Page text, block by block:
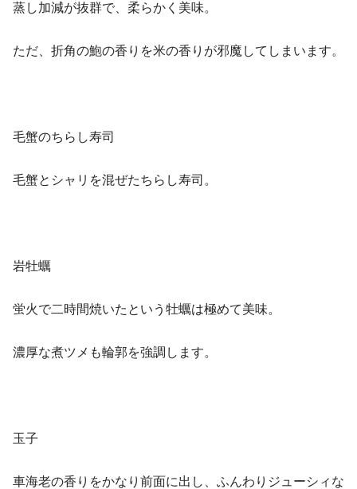
蒸し加減が抜群で、柔らかく美味。
ただ、折角の鮑の香りを米の香りが邪魔してしまいます。
毛蟹のちらし寿司
毛蟹とシャリを混ぜたちらし寿司。
岩牡蠣
蛍火で二時間焼いたという牡蠣は極めて美味。
濃厚な煮ツメも輪郭を強調します。
玉子
車海老の香りをかなり前面に出し、ふんわりジューシィな